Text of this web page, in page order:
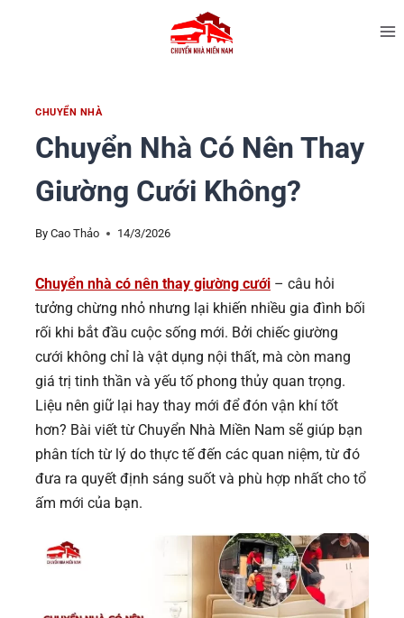
CHUYỂN NHÀ
Chuyển Nhà Có Nên Thay
Giường Cưới Không?
By Cao Thảo 14/3/2026
Chuyển nhà có nên thay giường cưới – câu hỏi
tưởng chừng nhỏ nhưng lại khiến nhiều gia đình bối
rối khi bắt đầu cuộc sống mới. Bởi chiếc giường
cưới không chỉ là vật dụng nội thất, mà còn mang
giá trị tinh thần và yếu tố phong thủy quan trọng.
Liệu nên giữ lại hay thay mới để đón vận khí tốt
hơn? Bài viết từ Chuyển Nhà Miền Nam sẽ giúp bạn
phân tích từ lý do thực tế đến các quan niệm, từ đó
đưa ra quyết định sáng suốt và phù hợp nhất cho tổ
ấm mới của bạn.